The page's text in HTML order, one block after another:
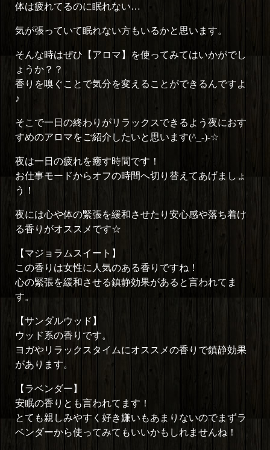
体は疲れてるのに眠れない…
気が張っていて眠れない方もいるかと思います。
そんな時はぜひ【アロマ】を使ってみてはいかがでし
ょうか？？
香りを嗅ぐことで気分を変えることができるんですよ
♪
そこで一日の終わりがリラックスできるよう夜におす
すめのアロマをご紹介したいと思います(^_-)-☆
夜は一日の疲れを癒す時間です！
お仕事モードからオフの時間へ切り替えてあげましょ
う！
夜には心や体の緊張を緩和させたり安心感や落ち着け
る香りがオススメです☆
【マジョラムスイート】
この香りは女性に人気のある香りですね！
心の緊張を緩和させる鎮静効果があると言われてま
す。
【サンダルウッド】
ウッド系の香りです。
ヨガやリラックスタイムにオススメの香りで鎮静効果
があります。
【ラベンダー】
安眠の香りとも言われてます！
とても親しみやすく好き嫌いもあまりないのでまずラ
ベンダーから使ってみてもいいかもしれませんね！